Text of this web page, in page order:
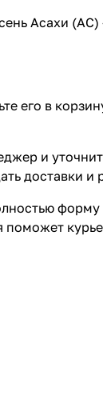
Асахи
его в
и уточнит
доставки и